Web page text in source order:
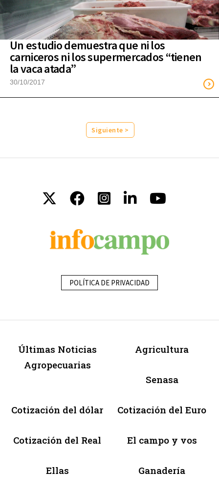
Un estudio demuestra que ni los
carniceros ni los supermercados “tienen
la vaca atada”
30/10/2017
Siguiente >
POLÍTICA DE PRIVACIDAD
Últimas Noticias
Agropecuarias
Agricultura
Senasa
Cotización del dólar Cotización del Euro
Cotización del Real El campo y vos
Ellas Ganadería